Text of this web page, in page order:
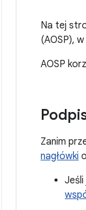
Na tej
(AOSP),
AOSP
Zanim
nagłówki